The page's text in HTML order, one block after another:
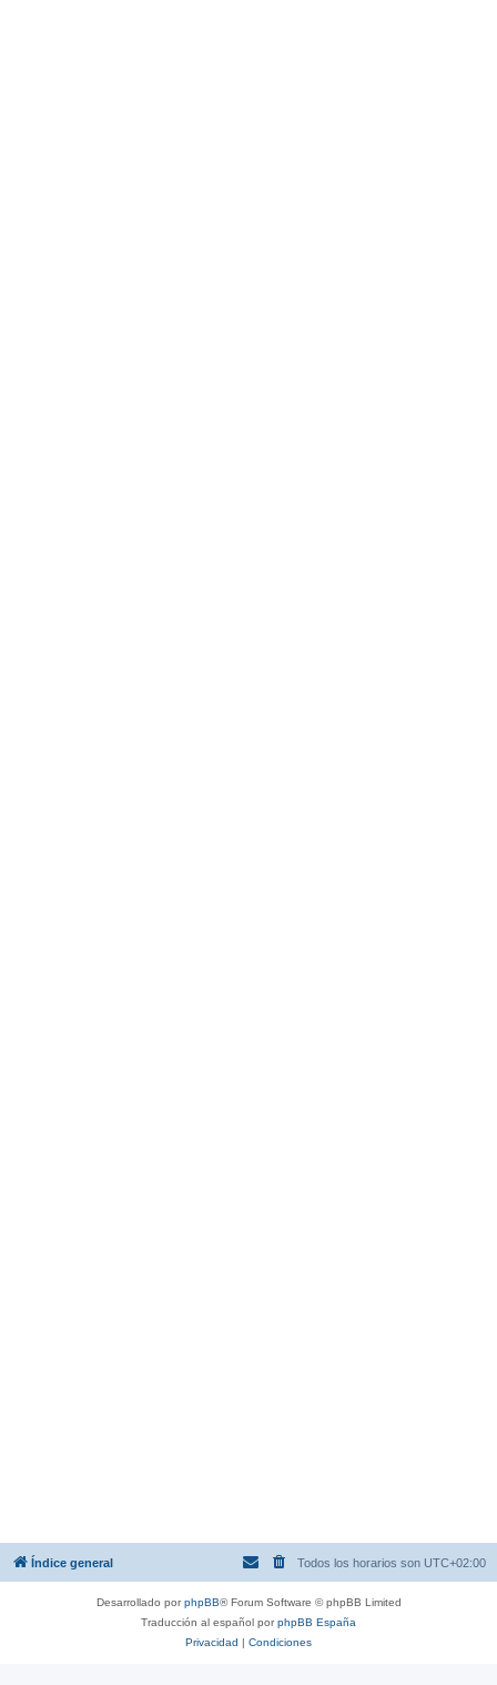
Índice general Todos los horarios son UTC+02:00
Desarrollado porphpBB® Forum Software © phpBB Limited
Traducción al español porphpBB España
Privacidad | Condiciones